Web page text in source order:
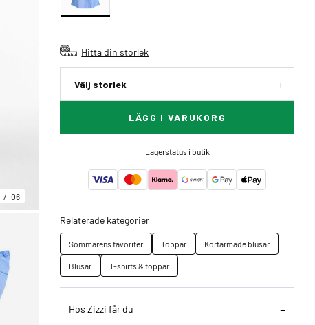
06
Hitta din storlek
Välj storlek
LÄGG I VARUKORG
Lagerstatus i butik
Relaterade kategorier
Sommarens favoriter Toppar
Kortärmade blusar
Blusar
T-shirts & toppar
Hos Zizzi får du